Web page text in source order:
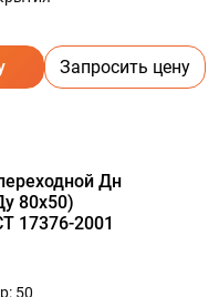
Запросить цену
Дн
80х50)
17376-2001
50